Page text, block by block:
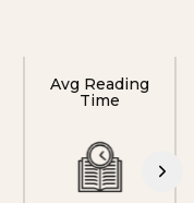
Avg Reading
Time